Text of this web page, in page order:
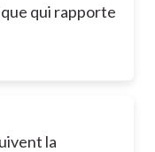
qui rapporte
la